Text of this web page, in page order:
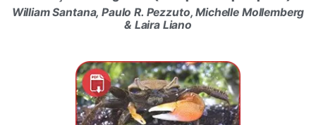
William Santana, Paulo R. Pezzuto, Michelle Mollemberg
& Laira Liano